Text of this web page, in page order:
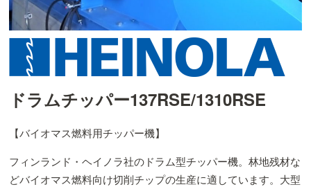
ドラムチッパー137RSE/1310RSE
【バイオマス燃料用チッパー機】
フィンランド・ヘイノラ社のドラム型チッパー機。林地残材な
どバイオマス燃料向け切削チップの生産に適しています。大型